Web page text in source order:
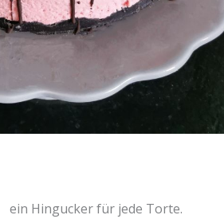
ein Hingucker für jede Torte.